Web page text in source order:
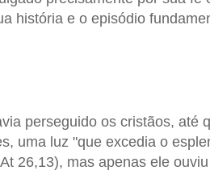
história e o episódio
perseguido os cristãos, até
uma luz "que excedia o
26,13), mas apenas ele